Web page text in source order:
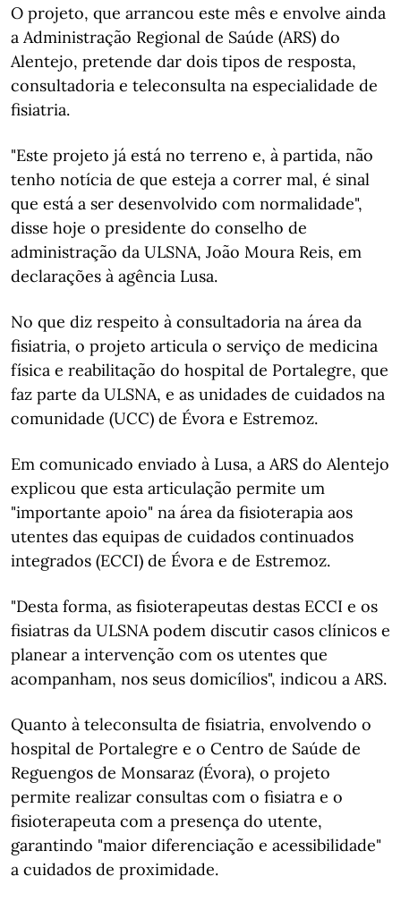
O projeto, que arrancou este mês e envolve ainda
a Administração Regional de Saúde (ARS) do
Alentejo, pretende dar dois tipos de resposta,
consultadoria e teleconsulta na especialidade de
fisiatria.
"Este projeto já está no terreno e, à partida, não
tenho notícia de que esteja a correr mal, é sinal
que está a ser desenvolvido com normalidade",
disse hoje o presidente do conselho de
administração da ULSNA, João Moura Reis, em
declarações à agência Lusa.
No que diz respeito à consultadoria na área da
fisiatria, o projeto articula o serviço de medicina
física e reabilitação do hospital de Portalegre, que
faz parte da ULSNA, e as unidades de cuidados na
comunidade (UCC) de Évora e Estremoz.
Em comunicado enviado à Lusa, a ARS do Alentejo
explicou que esta articulação permite um
"importante apoio" na área da fisioterapia aos
utentes das equipas de cuidados continuados
integrados (ECCI) de Évora e de Estremoz.
"Desta forma, as fisioterapeutas destas ECCI e os
fisiatras da ULSNA podem discutir casos clínicos e
planear a intervenção com os utentes que
acompanham, nos seus domicílios", indicou a ARS.
Quanto à teleconsulta de fisiatria, envolvendo o
hospital de Portalegre e o Centro de Saúde de
Reguengos de Monsaraz (Évora), o projeto
permite realizar consultas com o fisiatra e o
fisioterapeuta com a presença do utente,
garantindo "maior diferenciação e acessibilidade"
a cuidados de proximidade.